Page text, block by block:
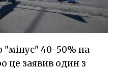
"мінус" 40-50% на
це заявив один з